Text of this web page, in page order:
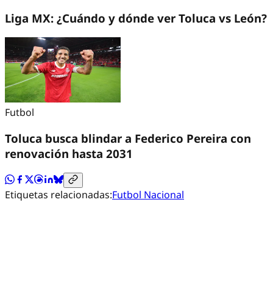
Liga MX: ¿Cuándo y dónde ver Toluca vs León?
Futbol
Toluca busca blindar a Federico Pereira con
renovación hasta 2031
Etiquetas relacionadas:Futbol Nacional